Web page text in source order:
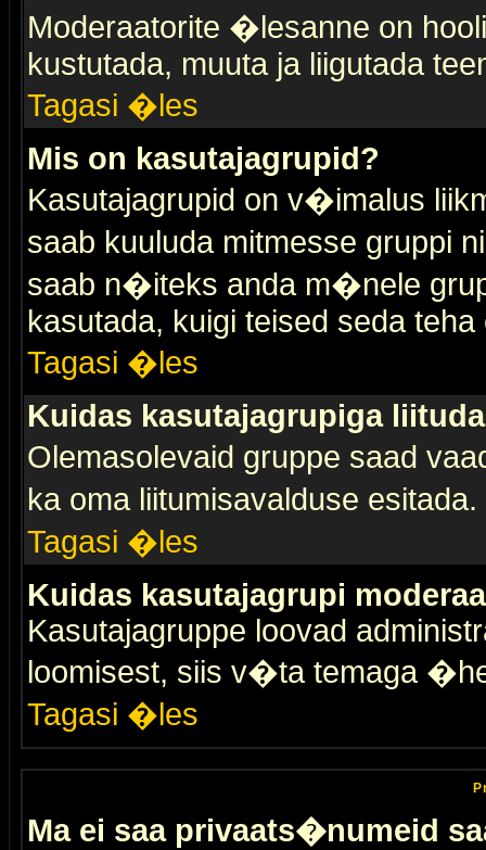
Moderaatorite �lesanne on
kustutada, muuta ja liigutada
Tagasi �les
Mis on kasutajagrupid?
Kasutajagrupid on v�imalus
saab kuuluda mitmesse gruppi
saab n�iteks anda m�nele
kasutada, kuigi teised seda teha
Tagasi �les
Kuidas kasutajagrupiga
Olemasolevaid gruppe saad
ka oma liitumisavalduse
Tagasi �les
Kuidas kasutajagrupi
Kasutajagruppe loovad
loomisest, siis v�ta temaga
Tagasi �les
Ma ei saa privaats�numeid